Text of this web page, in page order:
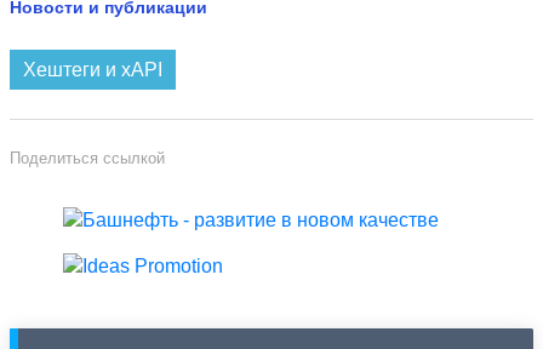
Новости и публикации
Хештеги и xAPI
Поделиться ссылкой